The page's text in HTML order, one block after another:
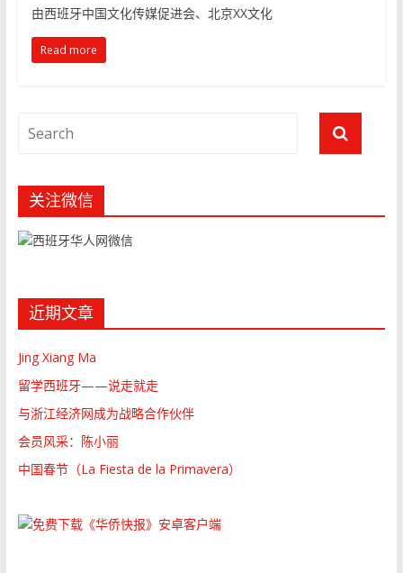
由西班牙中国文化传媒促进会、北京XX文化
Read more
关注微信
近期文章
Jing Xiang Ma
留学西班牙——说走就走
与浙江经济网成为战略合作伙伴
会员风采：陈小丽
中国春节（La Fiesta de la Primavera）